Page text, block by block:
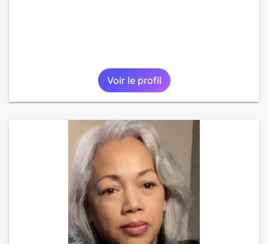
Voir le profil